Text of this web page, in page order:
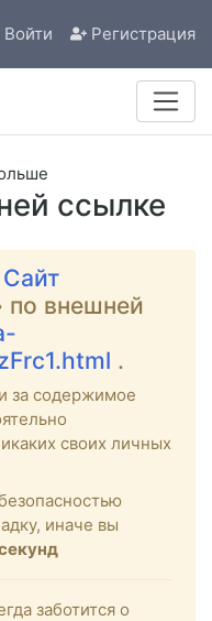
Войти Регистрация
ссылке
Сайт
по внешней
.
за содержимое
своих личных
иначе вы
заботится о